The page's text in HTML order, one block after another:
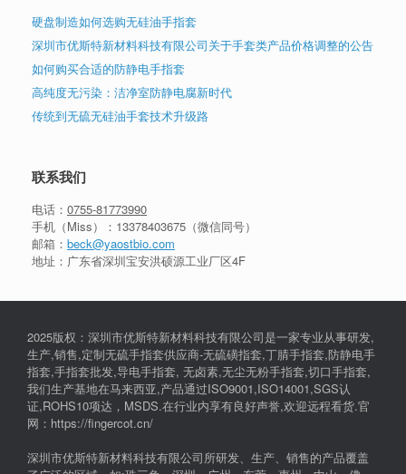
硬盘制造如何选购无硅油手指套
深圳市优斯特新材料科技有限公司关于手套类产品价格调整的公告
如何购买合适的防静电手指套
高纯度无污染：洁净室防静电腐新时代
传统到无硫无硅油手套技术升级路
联系我们
电话： 0755-81773990
手机（Miss）： 13378403675 （微信同号）
邮箱： beck@yaostbio.com
地址：广东省深圳宝安洪硕源工业厂区4F
2025版权：深圳市优斯特新材料科技有限公司是一家专业从事研发,
生产,销售,定制无硫手指套供应商-无硫磺指套,丁腈手指套,防静电手
指套,手指套批发,导电手指套, 无卤素,无尘无粉手指套,切口手指套,
我们生产基地在马来西亚,产品通过ISO9001,ISO14001,SGS认
证,ROHS10项达，MSDS.在行业内享有良好声誉,欢迎远程看货.官
网：https://fingercot.cn/
深圳市优斯特新材料科技有限公司所研发、生产、销售的产品覆盖